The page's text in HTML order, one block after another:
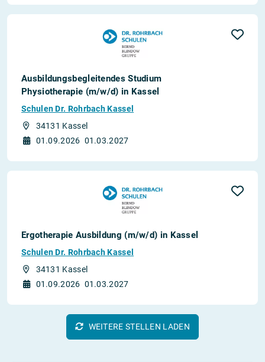
Ausbildungsbegleitendes Studium
Physiotherapie (m/w/d) in Kassel
Schulen Dr. Rohrbach Kassel
34131 Kassel
01.09.2026 01.03.2027
Ergotherapie Ausbildung (m/w/d) in Kassel
Schulen Dr. Rohrbach Kassel
34131 Kassel
01.09.2026 01.03.2027
WEITERE STELLEN LADEN